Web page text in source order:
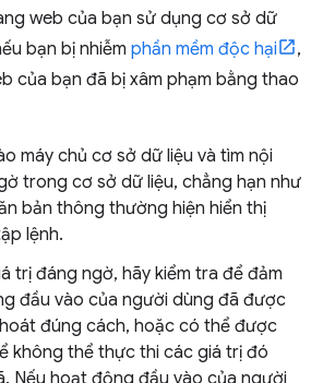
web của bạn sử dụng cơ sở dữ
bạn bị nhiễm phần mềm độc hại
,
của bạn đã bị xâm phạm bằng thao
máy chủ cơ sở dữ liệu và tìm nội
trong cơ sở dữ liệu, chẳng hạn như
bản thông thường hiện hiển thị
lệnh.
trị đáng ngờ, hãy kiểm tra để đảm
đầu vào của người dùng đã được
đúng cách, hoặc có thể được
không thể thực thi các giá trị đó
Nếu hoạt động đầu vào của người